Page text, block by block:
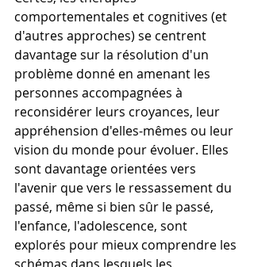
comportementales et cognitives (et
d'autres approches) se centrent
davantage sur la résolution d'un
problème donné en amenant les
personnes accompagnées à
reconsidérer leurs croyances, leur
appréhension d'elles-mêmes ou leur
vision du monde pour évoluer. Elles
sont davantage orientées vers
l'avenir que vers le ressassement du
passé, même si bien sûr le passé,
l'enfance, l'adolescence, sont
explorés pour mieux comprendre les
schémas dans lesquels les